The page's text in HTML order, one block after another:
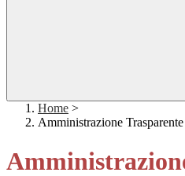
Home >
Amministrazione Trasparente